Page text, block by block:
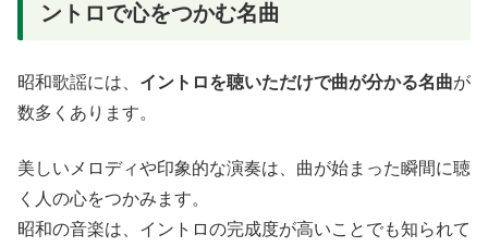
ントロで心をつかむ名曲
昭和歌謡には、 イントロを聴いただけで曲が分かる名曲が
数多くあります。
美しいメロディや印象的な演奏は、曲が始まった瞬間に聴
く人の心をつかみます。
昭和の音楽は、イントロの完成度が高いことでも知られて